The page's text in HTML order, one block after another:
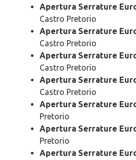
Apertura Serrature
Castro Pretorio
Apertura Serrature
Castro Pretorio
Apertura Serrature
Castro Pretorio
Apertura Serrature
Castro Pretorio
Apertura Serrature
Pretorio
Apertura Serrature
Pretorio
Apertura Serrature